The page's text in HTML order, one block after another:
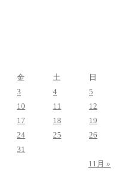
金 土
日
3 4
5
10 11
12
17 18
19
24 25
26
31
11月 »